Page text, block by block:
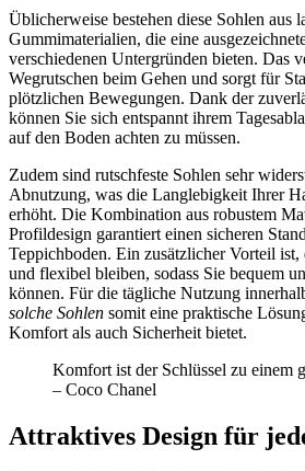
Üblicherweise bestehen diese Sohlen aus
Gummimaterialien, die eine
verschiedenen Untergründen bieten. Das
Wegrutschen beim Gehen und sorgt für
plötzlichen Bewegungen. Dank der
können Sie sich entspannt ihrem
auf den Boden achten zu müssen.
Zudem sind rutschfeste Sohlen sehr
Abnutzung, was die Langlebigkeit Ihrer
erhöht. Die Kombination aus robustem
Profildesign garantiert einen sicheren
Teppichboden. Ein zusätzlicher Vorteil ist,
und flexibel bleiben, sodass Sie bequem
können. Für die tägliche Nutzung
solche Sohlen somit eine praktische
Komfort als auch Sicherheit bietet.
Komfort ist der Schlüssel zu einem
– Coco Chanel
Attraktives Design für